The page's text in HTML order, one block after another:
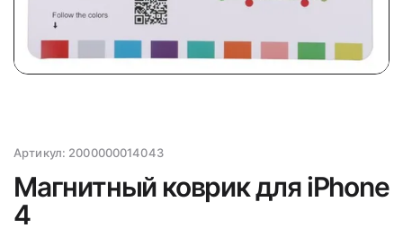
Артикул: 2000000014043
Магнитный коврик для iPhone
4